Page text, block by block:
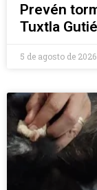
Prevén
Tuxtla
5 de agosto de 2026